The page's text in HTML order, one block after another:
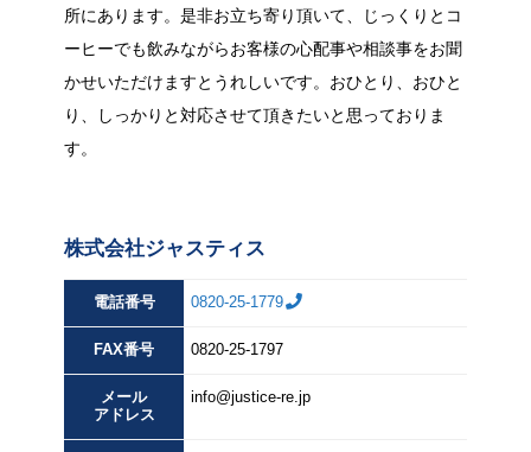
所にあります。是非お立ち寄り頂いて、じっくりとコ
ーヒーでも飲みながらお客様の心配事や相談事をお聞
かせいただけますとうれしいです。おひとり、おひと
り、しっかりと対応させて頂きたいと思っておりま
す。
株式会社ジャスティス
電話番号 0820-25-1779
FAX番号 0820-25-1797
メール
アドレス
info@justice-re.jp